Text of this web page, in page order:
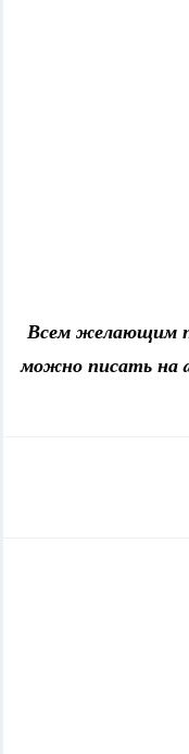
Всем желающим
можно писать на